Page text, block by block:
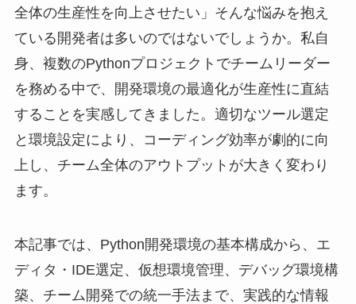
全体の生産性を向上させたい」そんな悩みを抱え
ている開発者は多いのではないでしょうか。私自
身、複数のPythonプロジェクトでチームリーダー
を務める中で、開発環境の最適化が生産性に直結
することを実感してきました。適切なツール選定
と環境設定により、コーディング効率が劇的に向
上し、チーム全体のアウトプットが大きく変わり
ます。
本記事では、Python開発環境の基本構成から、エ
ディタ・IDE選定、仮想環境管理、デバッグ環境構
築、チーム開発での統一手法まで、実践的な情報